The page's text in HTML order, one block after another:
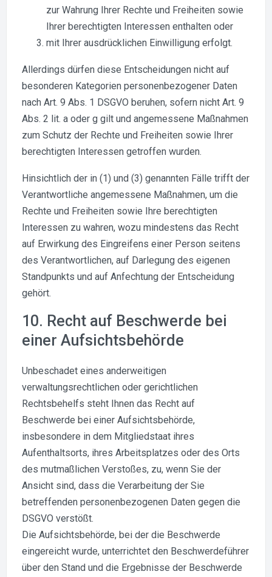
zur Wahrung Ihrer Rechte und Freiheiten sowie
Ihrer berechtigten Interessen enthalten oder
mit Ihrer ausdrücklichen Einwilligung erfolgt.
Allerdings dürfen diese Entscheidungen nicht auf
besonderen Kategorien personenbezogener Daten
nach Art. 9 Abs. 1 DSGVO beruhen, sofern nicht Art. 9
Abs. 2 lit. a oder g gilt und angemessene Maßnahmen
zum Schutz der Rechte und Freiheiten sowie Ihrer
berechtigten Interessen getroffen wurden.
Hinsichtlich der in (1) und (3) genannten Fälle trifft der
Verantwortliche angemessene Maßnahmen, um die
Rechte und Freiheiten sowie Ihre berechtigten
Interessen zu wahren, wozu mindestens das Recht
auf Erwirkung des Eingreifens einer Person seitens
des Verantwortlichen, auf Darlegung des eigenen
Standpunkts und auf Anfechtung der Entscheidung
gehört.
10. Recht auf Beschwerde bei
einer Aufsichtsbehörde
Unbeschadet eines anderweitigen
verwaltungsrechtlichen oder gerichtlichen
Rechtsbehelfs steht Ihnen das Recht auf
Beschwerde bei einer Aufsichtsbehörde,
insbesondere in dem Mitgliedstaat ihres
Aufenthaltsorts, ihres Arbeitsplatzes oder des Orts
des mutmaßlichen Verstoßes, zu, wenn Sie der
Ansicht sind, dass die Verarbeitung der Sie
betreffenden personenbezogenen Daten gegen die
DSGVO verstößt.
Die Aufsichtsbehörde, bei der die Beschwerde
eingereicht wurde, unterrichtet den Beschwerdeführer
über den Stand und die Ergebnisse der Beschwerde